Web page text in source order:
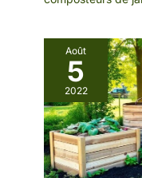
Août
5
2022